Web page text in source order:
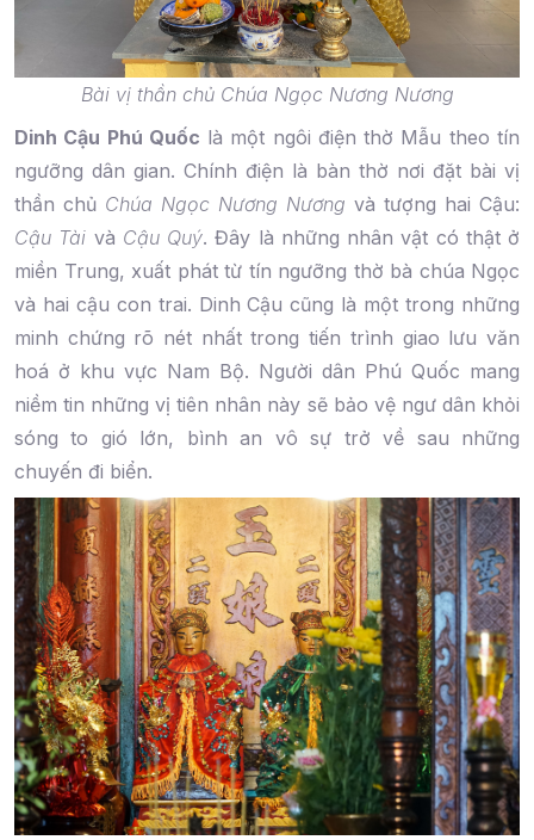
Bài vị thần chủ Chúa Ngọc Nương Nương
Dinh Cậu Phú Quốc là một ngôi điện thờ Mẫu theo tín
ngưỡng dân gian. Chính điện là bàn thờ nơi đặt bài vị
thần chủ Chúa Ngọc Nương Nương và tượng hai Cậu:
Cậu Tài và Cậu Quý. Đây là những nhân vật có thật ở
miền Trung, xuất phát từ tín ngưỡng thờ bà chúa Ngọc
và hai cậu con trai. Dinh Cậu cũng là một trong những
minh chứng rõ nét nhất trong tiến trình giao lưu văn
hoá ở khu vực Nam Bộ. Người dân Phú Quốc mang
niềm tin những vị tiên nhân này sẽ bảo vệ ngư dân khỏi
sóng to gió lớn, bình an vô sự trở về sau những
chuyến đi biển.